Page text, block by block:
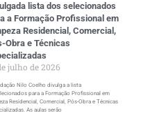
lista dos selecionados
a Formação Profissional em
Residencial, Comercial,
Obra e Técnicas
julho de 2026
Nilo Coelho divulga a lista
para a Formação Profissional em
Residencial, Comercial, Pós-Obra e Técnicas
As aulas serão